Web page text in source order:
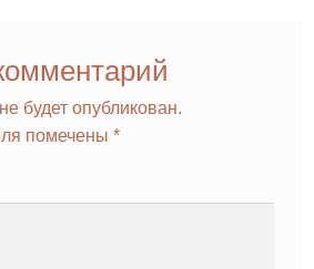
будет опубликован.
помечены *